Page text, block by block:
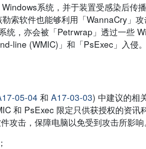
系统，并于装置受感染后传
索软件也能够利用「WannaCry」
统，亦会被「Petrwrap」透过一些
line (WMIC)」和「PsExec」入侵
05-04 和 A17-03-03) 中建议的相
和 PsExec 限定只供获授权的资讯
攻击，保障电脑以免受到攻击所影响